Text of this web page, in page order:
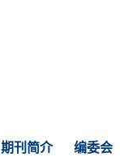
期刊简介 编委会